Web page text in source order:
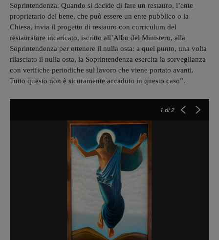
Soprintendenza. Quando si decide di fare un restauro, l’ente
proprietario del bene, che può essere un ente pubblico o la
Chiesa, invia il progetto di restauro con curriculum del
restauratore incaricato, iscritto all’Albo del Ministero, alla
Soprintendenza per ottenere il nulla osta: a quel punto, una volta
rilasciato il nulla osta, la Soprintendenza esercita la sorveglianza
con verifiche periodiche sul lavoro che viene portato avanti.
Tutto questo non è sicuramente accaduto in questo caso”.
1 di 2